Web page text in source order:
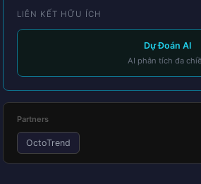
LIÊN KẾT HỮU ÍCH
Dự Đoán AI
AI phân tích đa
Partners
OctoTrend